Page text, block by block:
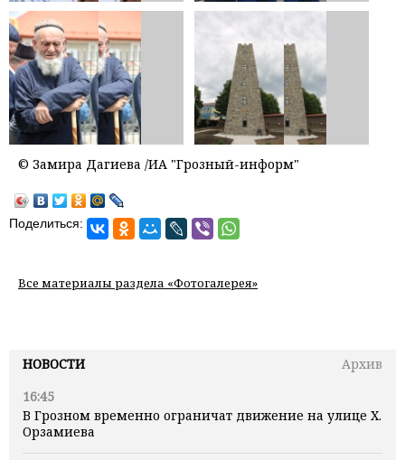
НОВОСТИ
Архив
16:45
В Грозном временно ограничат движение на улице Х.
Орзамиева
© Замира Дагиева /ИА "Грозный-информ"
Поделиться:
Все материалы раздела «Фотогалерея»